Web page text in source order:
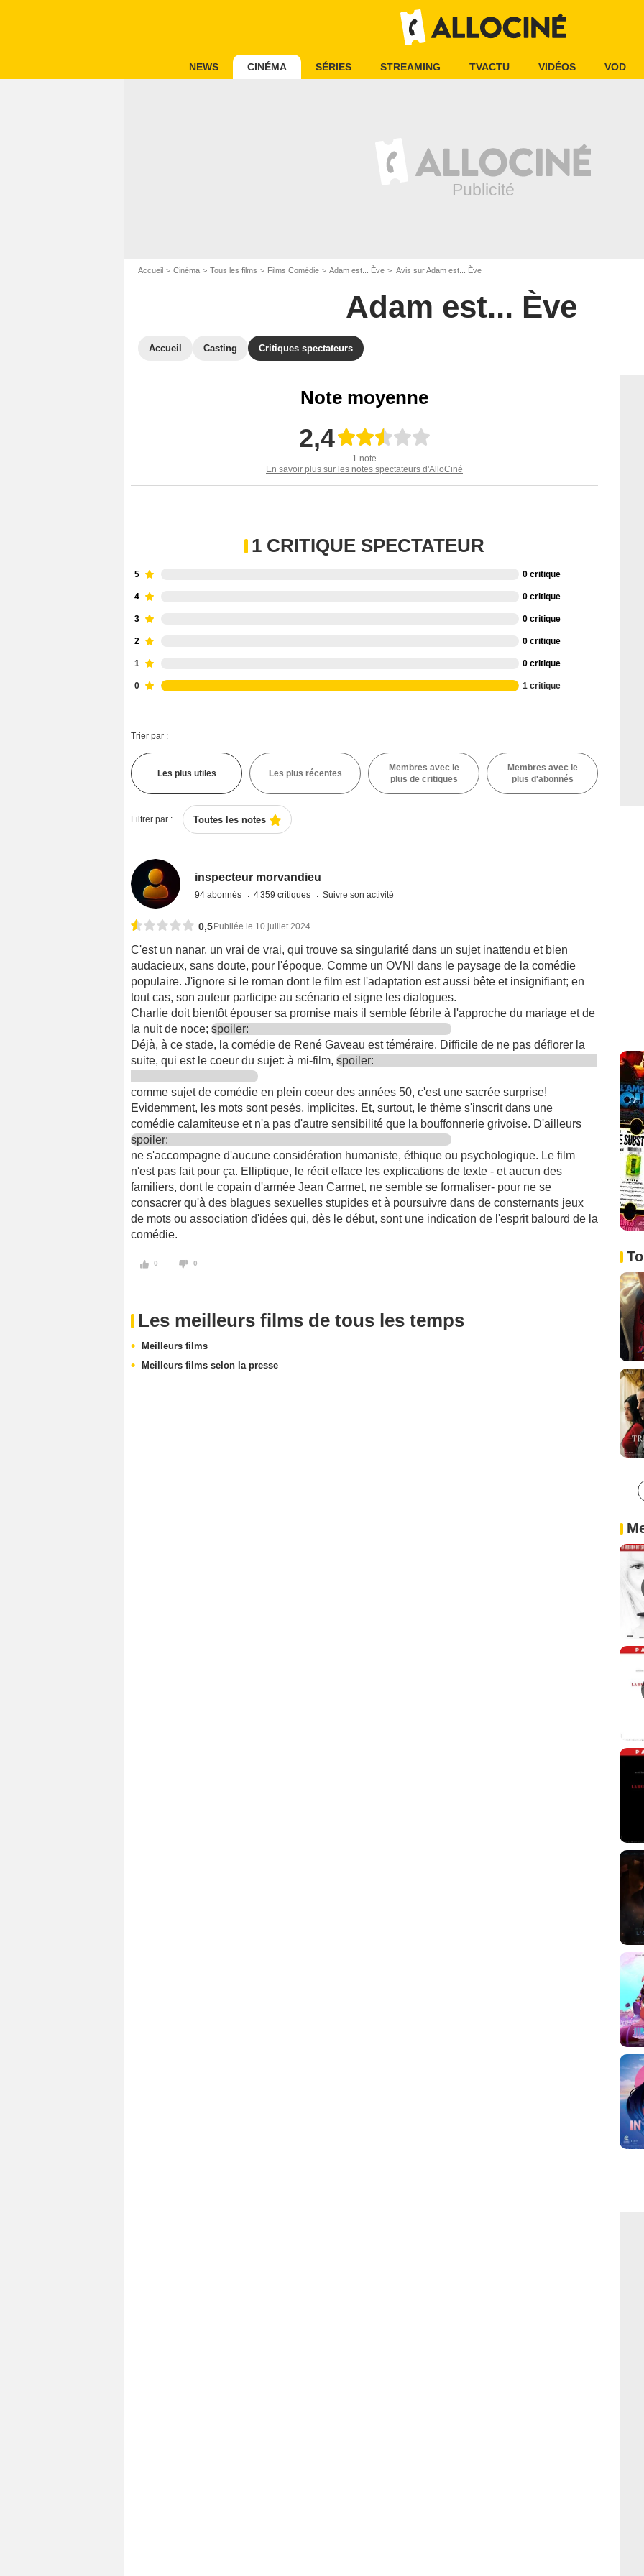
NEWS CINÉMA SÉRIES STREAMING TVACTU VIDÉOS VOD
Accueil Cinéma Tous les films Films Comédie Adam est... Ève Avis sur Adam est... Ève
Adam est... Ève
Accueil Casting Critiques spectateurs
Note moyenne
2,4
1 note
En savoir plus sur les notes spectateurs d'AlloCiné
1 CRITIQUE SPECTATEUR
5 0 critique
4 0 critique
3 0 critique
2 0 critique
1 0 critique
0 1 critique
Trier par :
Les plus utiles Les plus récentes
Membres avec le
plus de critiques
Membres avec le
plus d'abonnés
Filtrer par : Toutes les notes
inspecteur morvandieu
94 abonnés 4 359 critiques Suivre son activité
0,5 Publiée le 10 juillet 2024
C'est un nanar, un vrai de vrai, qui trouve sa singularité dans un sujet inattendu et bien
audacieux, sans doute, pour l'époque. Comme un OVNI dans le paysage de la comédie
populaire. J'ignore si le roman dont le film est l'adaptation est aussi bête et insignifiant; en
tout cas, son auteur participe au scénario et signe les dialogues.
Charlie doit bientôt épouser sa promise mais il semble fébrile à l'approche du mariage et de
la nuit de noce; spoiler:
Déjà, à ce stade, la comédie de René Gaveau est téméraire. Difficile de ne pas déflorer la
suite, qui est le coeur du sujet: à mi-film, spoiler:
comme sujet de comédie en plein coeur des années 50, c'est une sacrée surprise!
Evidemment, les mots sont pesés, implicites. Et, surtout, le thème s'inscrit dans une
comédie calamiteuse et n'a pas d'autre sensibilité que la bouffonnerie grivoise. D'ailleurs
spoiler:
ne s'accompagne d'aucune considération humaniste, éthique ou psychologique. Le film
n'est pas fait pour ça. Elliptique, le récit efface les explications de texte - et aucun des
familiers, dont le copain d'armée Jean Carmet, ne semble se formaliser- pour ne se
consacrer qu'à des blagues sexuelles stupides et à poursuivre dans de consternants jeux
de mots ou association d'idées qui, dès le début, sont une indication de l'esprit balourd de la
comédie.
0 0
Les meilleurs films de tous les temps
Meilleurs films
Meilleurs films selon la presse